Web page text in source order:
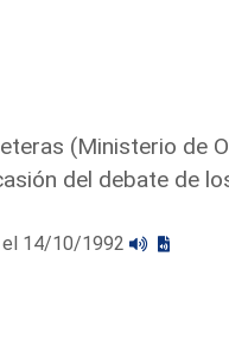
(Ministerio de
del debate de
el 14/10/1992